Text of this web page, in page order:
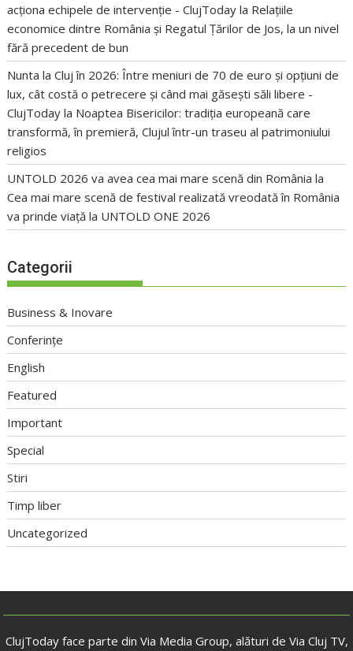
acționa echipele de intervenție - ClujToday la Relațiile
economice dintre România și Regatul Țărilor de Jos, la un nivel
fără precedent de bun
Nunta la Cluj în 2026: Între meniuri de 70 de euro și opțiuni de
lux, cât costă o petrecere și când mai găsești săli libere -
ClujToday la Noaptea Bisericilor: tradiția europeană care
transformă, în premieră, Clujul într-un traseu al patrimoniului
religios
UNTOLD 2026 va avea cea mai mare scenă din România la
Cea mai mare scenă de festival realizată vreodată în România
va prinde viață la UNTOLD ONE 2026
Categorii
Business & Inovare
Conferințe
English
Featured
Important
Special
Stiri
Timp liber
Uncategorized
ClujToday face parte din Via Media Group, alături de Via Cluj TV,